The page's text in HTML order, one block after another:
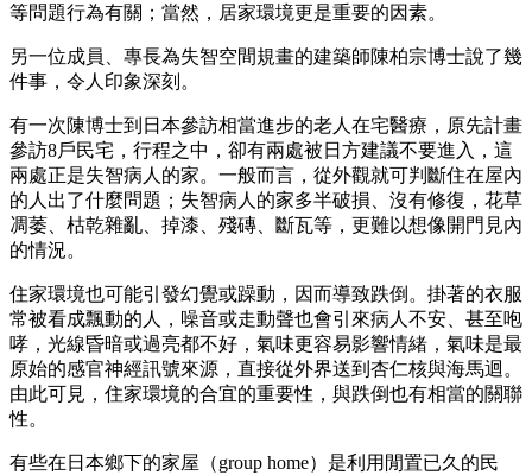
等問題行為有關；當然，居家環境更是重要的因素。
另一位成員、專長為失智空間規畫的建築師陳柏宗博士說了幾
件事，令人印象深刻。
有一次陳博士到日本參訪相當進步的老人在宅醫療，原先計畫
參訪8戶民宅，行程之中，卻有兩處被日方建議不要進入，這
兩處正是失智病人的家。一般而言，從外觀就可判斷住在屋內
的人出了什麼問題；失智病人的家多半破損、沒有修復，花草
凋萎、枯乾雜亂、掉漆、殘磚、斷瓦等，更難以想像開門見內
的情況。
住家環境也可能引發幻覺或躁動，因而導致跌倒。掛著的衣服
常被看成飄動的人，噪音或走動聲也會引來病人不安、甚至咆
哮，光線昏暗或過亮都不好，氣味更容易影響情緒，氣味是最
原始的感官神經訊號來源，直接從外界送到杏仁核與海馬迴。
由此可見，住家環境的合宜的重要性，與跌倒也有相當的關聯
性。
有些在日本鄉下的家屋（group home）是利用閒置已久的民